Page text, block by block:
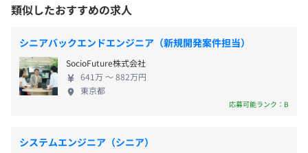
■PC貸与（開発マシンの希望スペックをお聞きして、ご
■AIツールの導入（Copilot、他）
■人事評価制度
∟役割等級制度
∟目標管理制度（半期に1回評価）
施しています。
東京メトロ 日比谷線「虎ノ門ヒルズ駅」 A2 出口より 徒
歩約1分
東京メトロ 銀座線「虎ノ門駅」 3番 出口より 徒歩約4分
■コアタイム：10:30〜15:00
■フレキシブルタイム：7:30〜22:00
■推奨時間：9:00〜17:30
休憩時間：休憩60分 ※昼食時間は業務の都合により各々
類似したおすすめの求人
シニアバックエンドエンジニア（新規開発案件担当）
SocioFuture株式会社
641万 〜 882万円
東京都
応募可能ランク：B
システムエンジニア（シニア）